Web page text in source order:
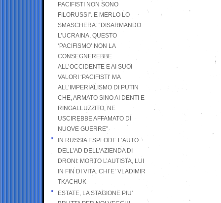
PACIFISTI NON SONO
FILORUSSI”. E MERLO LO
SMASCHERA: “DISARMANDO
L’UCRAINA, QUESTO
‘PACIFISMO’ NON LA
CONSEGNEREBBE
ALL’OCCIDENTE E AI SUOI
VALORI ‘PACIFISTI’ MA
ALL’IMPERIALISMO DI PUTIN
CHE, ARMATO SINO AI DENTI E
RINGALLUZZITO, NE
USCIREBBE AFFAMATO DI
NUOVE GUERRE”
IN RUSSIA ESPLODE L’AUTO
DELL’AD DELL’AZIENDA DI
DRONI: MORTO L’AUTISTA, LUI
IN FIN DI VITA. CHI E’ VLADIMIR
TKACHUK
ESTATE, LA STAGIONE PIU’